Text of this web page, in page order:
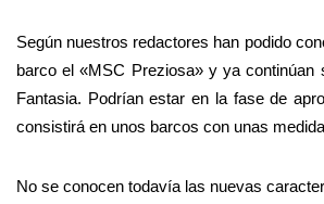
Según nuestros redactores han podido
barco el «MSC Preziosa» y ya
Fantasia. Podrían estar en la fase de
consistirá en unos barcos con unas
No se conocen todavía las nuevas